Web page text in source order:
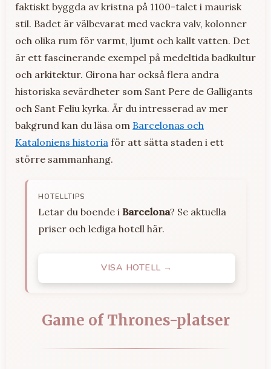
faktiskt byggda av kristna på 1100-talet i maurisk
stil. Badet är välbevarat med vackra valv, kolonner
och olika rum för varmt, ljumt och kallt vatten. Det
är ett fascinerande exempel på medeltida badkultur
och arkitektur. Girona har också flera andra
historiska sevärdheter som Sant Pere de Galligants
och Sant Feliu kyrka. Är du intresserad av mer
bakgrund kan du läsa om Barcelonas och
Kataloniens historia för att sätta staden i ett
större sammanhang.
HOTELLTIPS
Letar du boende i Barcelona? Se aktuella
priser och lediga hotell här.
VISA HOTELL →
Game of Thrones-platser